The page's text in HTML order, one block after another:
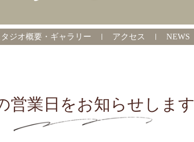
タジオ概要・ギャラリー アクセス NEWS
営業日をお知らせします